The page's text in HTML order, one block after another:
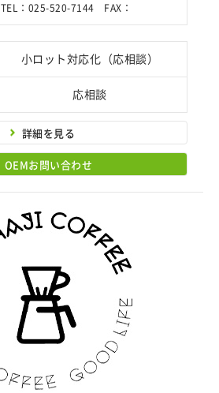
TEL：025-520-7144 FAX：
小ロット対応化（応相談）
応相談
詳細を見る
OEMお問い合わせ